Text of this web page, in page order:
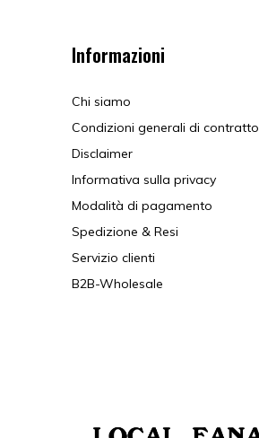
Informazioni
Chi siamo
Condizioni generali di contratto
Disclaimer
Informativa sulla privacy
Modalità di pagamento
Spedizione & Resi
Servizio clienti
B2B-Wholesale